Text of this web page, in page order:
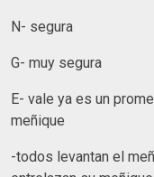
N- segura
G- muy segura
E- vale ya es un
meñique
-todos levantan el